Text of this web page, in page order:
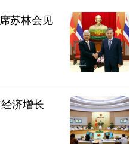
苏林会见
济增长